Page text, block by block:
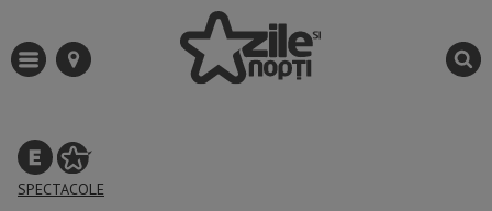
SPECTACOLE